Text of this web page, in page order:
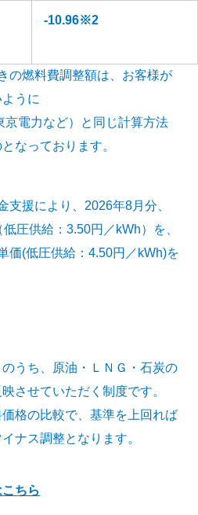
-10.96※2
の燃料費調整額は、お客様が
うに
電力など）と同じ計算方法
なっております。
援により、2026年8月分、
圧供給：3.50円／kWh）を、
低圧供給：4.50円／kWh)を
うち、原油・ＬＮＧ・石炭の
させていただく制度です。
格の比較で、基準を上回れば
ナス調整となります。
ちら